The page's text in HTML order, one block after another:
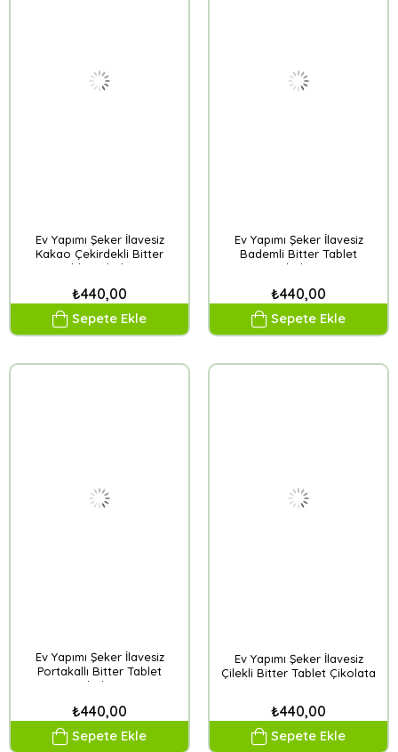
Ev Yapımı Şeker İlavesiz
Kakao Çekirdekli Bitter
Tablet Çikolata
₺440,00
Sepete Ekle
Ev Yapımı Şeker İlavesiz
Bademli Bitter Tablet
Çikolata
₺440,00
Sepete Ekle
Ev Yapımı Şeker İlavesiz
Portakallı Bitter Tablet
Çikolata
₺440,00
Sepete Ekle
Ev Yapımı Şeker İlavesiz
Çilekli Bitter Tablet Çikolata
₺440,00
Sepete Ekle